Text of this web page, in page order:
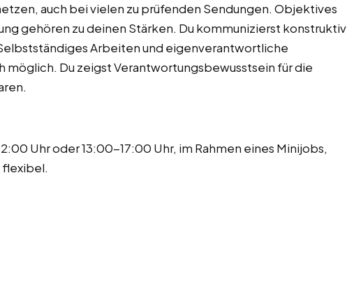
auch bei vielen zu prüfenden Sendungen. Objektives
gehören zu deinen Stärken. Du kommunizierst konstruktiv
Arbeiten und eigenverantwortliche
möglich. Du zeigst Verantwortungsbewusstsein für die
Uhr oder 13:00-17:00 Uhr, im Rahmen eines Minijobs,